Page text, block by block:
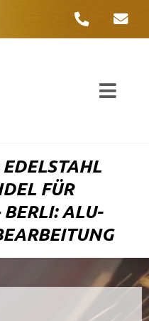
FÜR A
ALU-R